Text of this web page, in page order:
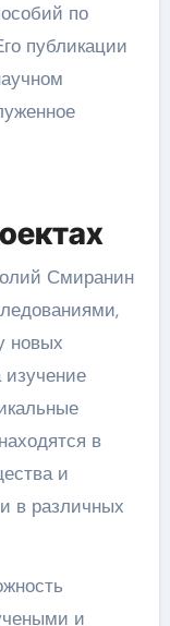
по
публикации
Смиранин
новых
изучение
в
и
в различных
и